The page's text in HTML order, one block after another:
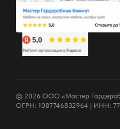
© 2026 ООО «Мастер
ОГРН: 1087746832964 | ИНН: